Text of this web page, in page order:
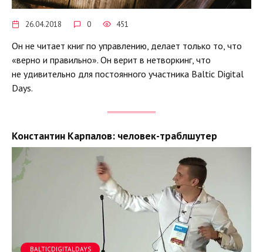
26.04.2018 0 451
Он не читает книг по управлению, делает только то, что
«верно и правильно». Он верит в нетворкинг, что
не удивительно для постоянного участника Baltic Digital
Days.
Константин Карпалов: человек-траблшутер
BALTICDIGITALDAYS